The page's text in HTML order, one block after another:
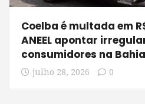
Coelba é multada em
ANEEL apontar
consumidores na Bahia
julho 28, 2026 0